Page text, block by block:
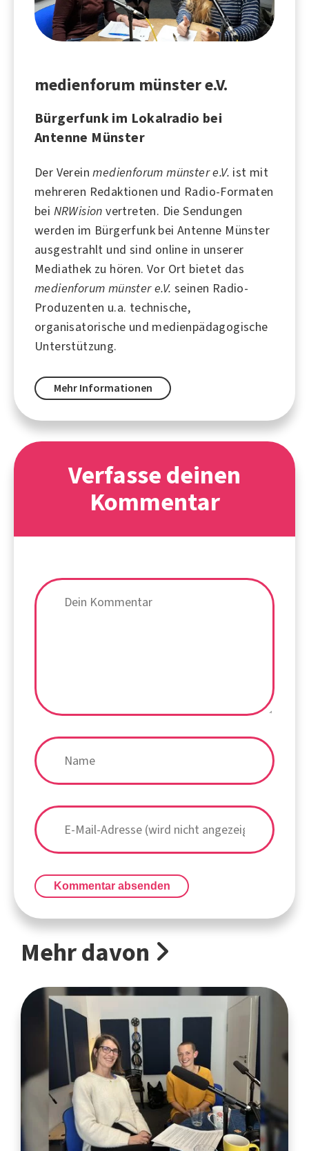
medienforum münster e.V.
Bürgerfunk im Lokalradio bei
Antenne Münster
Der Vereinmedienforum münster e.V. ist mit
mehreren Redaktionen und Radio-Formaten
bei NRWision vertreten. Die Sendungen
werden im Bürgerfunk bei Antenne Münster
ausgestrahlt und sind online in unserer
Mediathek zu hören. Vor Ort bietet das
medienforum münster e.V. seinen Radio-
Produzenten u.a. technische,
organisatorische und medienpädagogische
Unterstützung.
Mehr Informationen
Verfasse deinen
Kommentar
Kommentar absenden
Mehr davon